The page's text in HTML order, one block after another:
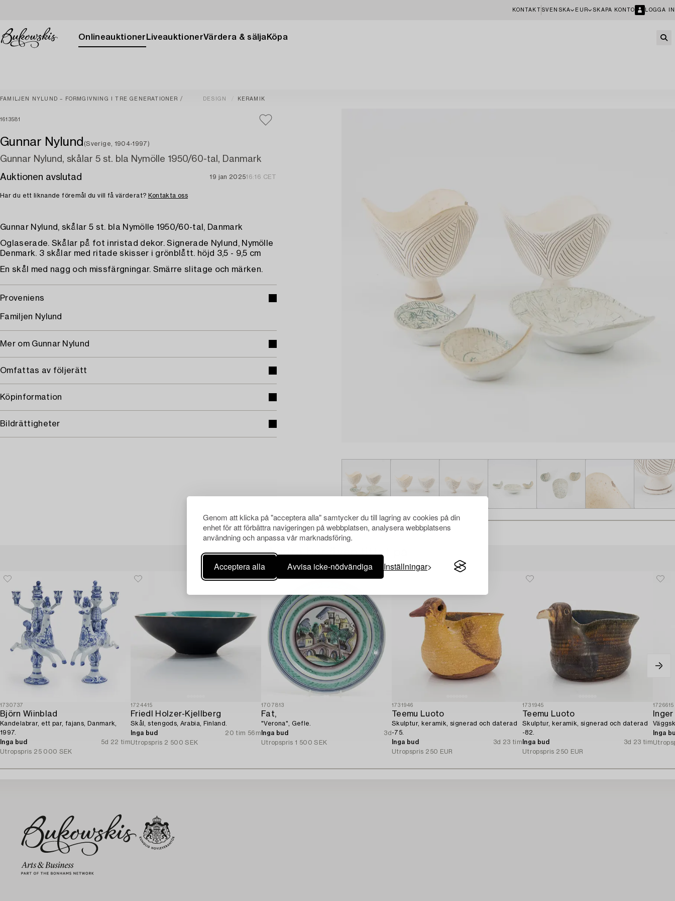
Genom att klicka på "acceptera alla" samtycker du till lagring av cookies på din
enhet för att förbättra navigeringen på webbplatsen, analysera webbplatsens
användning och anpassa vår marknadsföring.
Acceptera alla Avvisa icke-nödvändiga Inställningar
KONTAKT SVENSKA EUR SKAPA KONTO LOGGA IN
Onlineauktioner LiveauktionerVärdera & sälja Köpa
FAMILJEN NYLUND – FORMGIVNING I TRE GENERATIONER DESIGN KERAMIK
1613581
Gunnar Nylund (Sverige, 1904-1997)
Gunnar Nylund, skålar 5 st. bla Nymölle 1950/60-tal, Danmark
Auktionen avslutad
19 jan 202516:16 CET
Har du ett liknande föremål du vill få värderat? Kontakta oss
Gunnar Nylund, skålar 5 st. bla Nymölle 1950/60-tal, Danmark
Oglaserade. Skålar på fot inristad dekor. Signerade Nylund, Nymölle
Denmark. 3 skålar med ritade skisser i grönblått. höjd 3,5 - 9,5 cm
En skål med nagg och missfärgningar. Smärre slitage och märken.
Proveniens
Familjen Nylund
Mer om Gunnar Nylund
Omfattas av följerätt
Köpinformation
Bildrättigheter
Andra har även tittat på
1730737
Björn Wiinblad
Kandelabrar, ett par, fajans, Danmark,
1997.
Inga bud
5d 22 tim
Utropspris 25 000 SEK
1724415
Friedl Holzer-Kjellberg
Skål, stengods, Arabia, Finland.
Inga bud
20 tim 56m
Utropspris 2 500 SEK
1707813
Fat,
"Verona", Gefle.
Inga bud
3d
Utropspris 1 500 SEK
1731946
Teemu Luoto
Skulptur, keramik, signerad och daterad
-75.
Inga bud
3d 23 tim
Utropspris 250 EUR
1731945
Teemu Luoto
Skulptur, keramik, signerad och daterad
-82.
Inga bud
3d 23 tim
Utropspris 250 EUR
1726615
Inga